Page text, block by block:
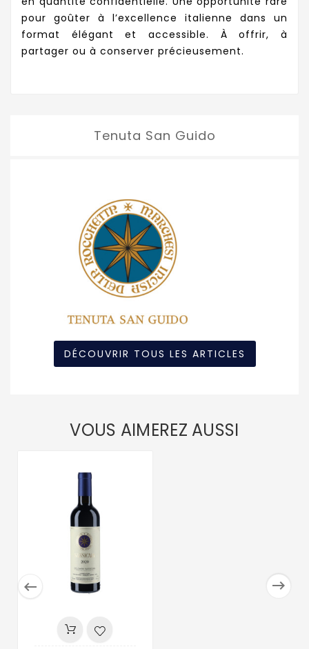
pour goûter à l’excellence italienne dans un
format élégant et accessible. À offrir, à
partager ou à conserver précieusement.
Tenuta San Guido
DÉCOUVRIR TOUS LES ARTICLES
VOUS AIMEREZ AUSSI
 